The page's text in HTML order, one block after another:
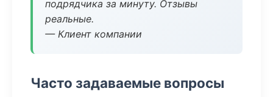
подрядчика за минуту. Отзывы
реальные.
— Клиент компании
Часто задаваемые вопросы